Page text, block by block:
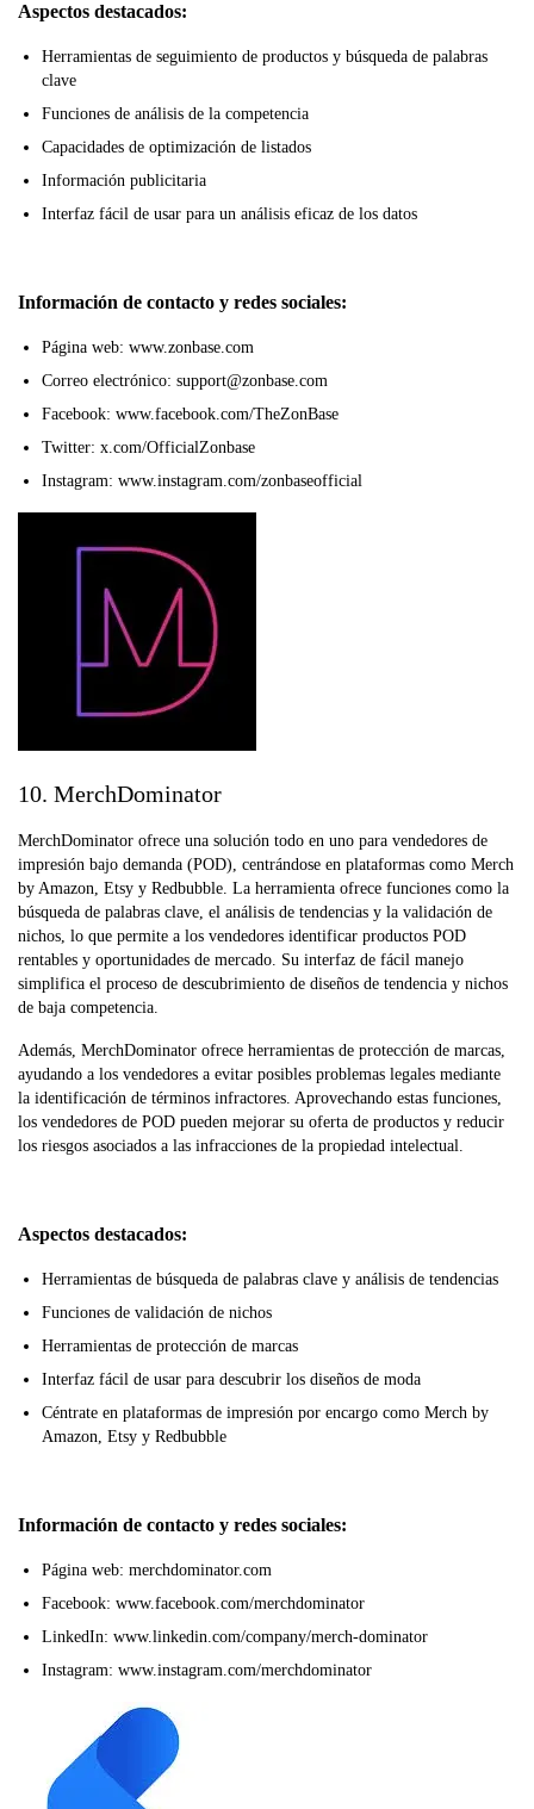
Aspectos destacados:
Herramientas de seguimiento de productos y búsqueda de palabras
clave
Funciones de análisis de la competencia
Capacidades de optimización de listados
Información publicitaria
Interfaz fácil de usar para un análisis eficaz de los datos
Información de contacto y redes sociales:
Página web: www.zonbase.com
Correo electrónico: support@zonbase.com
Facebook: www.facebook.com/TheZonBase
Twitter: x.com/OfficialZonbase
Instagram: www.instagram.com/zonbaseofficial
10. MerchDominator
MerchDominator ofrece una solución todo en uno para vendedores de
impresión bajo demanda (POD), centrándose en plataformas como Merch
by Amazon, Etsy y Redbubble. La herramienta ofrece funciones como la
búsqueda de palabras clave, el análisis de tendencias y la validación de
nichos, lo que permite a los vendedores identificar productos POD
rentables y oportunidades de mercado. Su interfaz de fácil manejo
simplifica el proceso de descubrimiento de diseños de tendencia y nichos
de baja competencia.
Además, MerchDominator ofrece herramientas de protección de marcas,
ayudando a los vendedores a evitar posibles problemas legales mediante
la identificación de términos infractores. Aprovechando estas funciones,
los vendedores de POD pueden mejorar su oferta de productos y reducir
los riesgos asociados a las infracciones de la propiedad intelectual.
Aspectos destacados:
Herramientas de búsqueda de palabras clave y análisis de tendencias
Funciones de validación de nichos
Herramientas de protección de marcas
Interfaz fácil de usar para descubrir los diseños de moda
Céntrate en plataformas de impresión por encargo como Merch by
Amazon, Etsy y Redbubble
Información de contacto y redes sociales:
Página web: merchdominator.com
Facebook: www.facebook.com/merchdominator
LinkedIn: www.linkedin.com/company/merch-dominator
Instagram: www.instagram.com/merchdominator